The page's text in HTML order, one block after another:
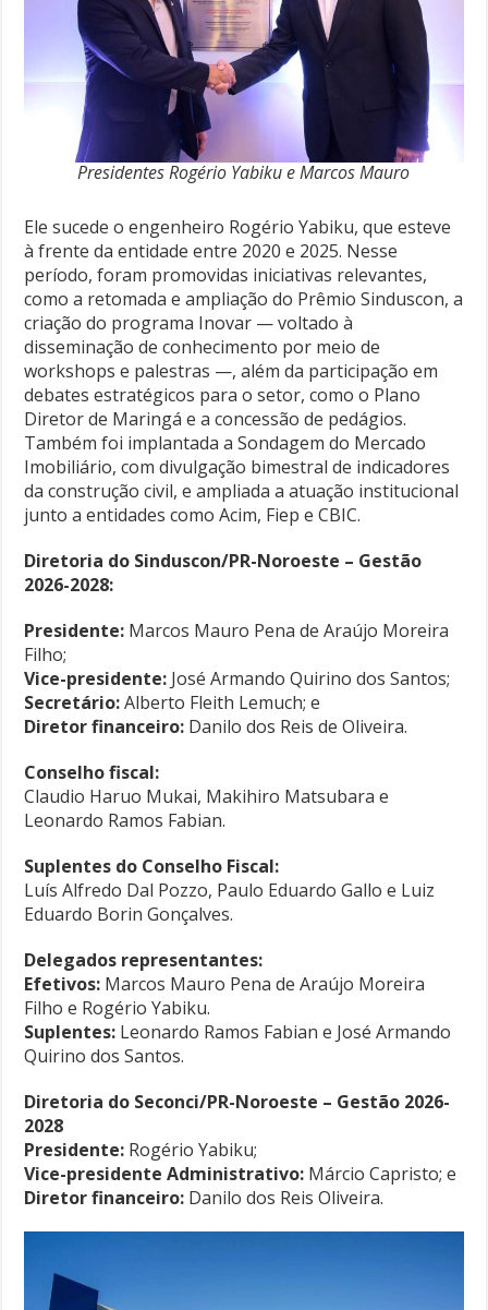
Presidentes Rogério Yabiku e Marcos Mauro
Ele sucede o engenheiro Rogério Yabiku, que esteve
à frente da entidade entre 2020 e 2025. Nesse
período, foram promovidas iniciativas relevantes,
como a retomada e ampliação do Prêmio Sinduscon, a
criação do programa Inovar — voltado à
disseminação de conhecimento por meio de
workshops e palestras —, além da participação em
debates estratégicos para o setor, como o Plano
Diretor de Maringá e a concessão de pedágios.
Também foi implantada a Sondagem do Mercado
Imobiliário, com divulgação bimestral de indicadores
da construção civil, e ampliada a atuação institucional
junto a entidades como Acim, Fiep e CBIC.
Diretoria do Sinduscon/PR-Noroeste – Gestão
2026-2028:
Presidente: Marcos Mauro Pena de Araújo Moreira
Filho;
Vice-presidente: José Armando Quirino dos Santos;
Secretário:Alberto Fleith Lemuch; e
Diretor financeiro: Danilo dos Reis de Oliveira.
Conselho fiscal:
Claudio Haruo Mukai, Makihiro Matsubara e
Leonardo Ramos Fabian.
Suplentes do Conselho Fiscal:
Luís Alfredo Dal Pozzo, Paulo Eduardo Gallo e Luiz
Eduardo Borin Gonçalves.
Delegados representantes:
Efetivos: Marcos Mauro Pena de Araújo Moreira
Filho e Rogério Yabiku.
Suplentes: Leonardo Ramos Fabian e José Armando
Quirino dos Santos.
Diretoria do Seconci/PR-Noroeste – Gestão 2026-
2028
Presidente: Rogério Yabiku;
Vice-presidente Administrativo: Márcio Capristo; e
Diretor financeiro: Danilo dos Reis Oliveira.